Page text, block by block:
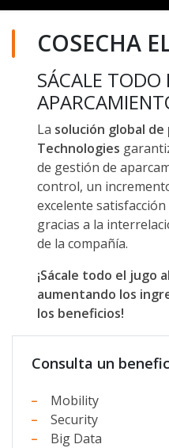
COSECHA
SÁCALE TODO
La solución global
Technologies
de gestión de
control, un
excelente
gracias a la
de la compañía.
¡Sácale todo el jugo
aumentando los
los beneficios!
Consulta un
Mobility
Security
Big Data